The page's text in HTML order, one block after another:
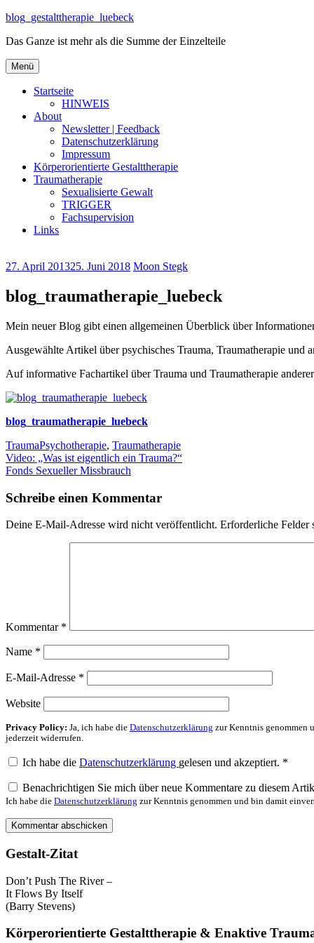
Zum
springen
blog_gestalttherapie_luebeck
Das Ganze ist mehr als die Summe der Einzelteile
Menü Zum
Inhalt
springen
Startseite
HINWEIS
About
Newsletter | Feedback
Datenschutzerklärung
Impressum
Körperorientierte Gestalttherapie
Traumatherapie
Sexualisierte Gewalt
TRIGGER
Fachsupervision
Links
27. April 201325. Juni 2018 Moon Stegk
blog_traumatherapie_luebeck
Mein neuer Blog gibt einen allgemeinen Überblick über
Ausgewählte Artikel über psychisches Trauma, Traumatherapie und
Auf informative Fachartikel über Trauma und Traumatherapie
blog_traumatherapie_luebeck
TraumaPsychotherapie, Traumatherapie
Beitragsnavigation
Video: „Was ist eigentlich ein Trauma?“
Fonds Sexueller Missbrauch
Schreibe einen Kommentar
Deine E-Mail-Adresse wird nicht veröffentlicht. Erforderliche Felder
Kommentar *
Name *
E-Mail-Adresse *
Website
Privacy Policy: Ja, ich habe die Datenschutzerklärung zur Kenntnis genommen
jederzeit widerrufen.
Ich habe die Datenschutzerklärung gelesen und akzeptiert. *
Benachrichtigen Sie mich über neue Kommentare zu diesem
Ich habe die Datenschutzerklärung zur Kenntnis genommen und bin damit
Gestalt-Zitat
Don’t Push The River –
It Flows By Itself
(Barry Stevens)
Körperorientierte Gestalttherapie & Enaktive